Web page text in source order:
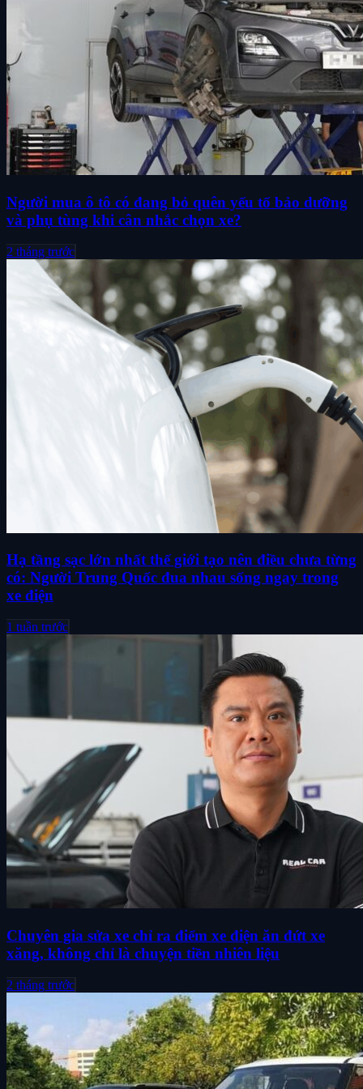
Người mua ô tô có đang bỏ quên yếu tố bảo dưỡng
và phụ tùng khi cân nhắc chọn xe?
2 tháng trước
Hạ tầng sạc lớn nhất thế giới tạo nên điều chưa từng
có: Người Trung Quốc đua nhau sống ngay trong
xe điện
1 tuần trước
Chuyên gia sửa xe chỉ ra điểm xe điện ăn đứt xe
xăng, không chỉ là chuyện tiền nhiên liệu
2 tháng trước